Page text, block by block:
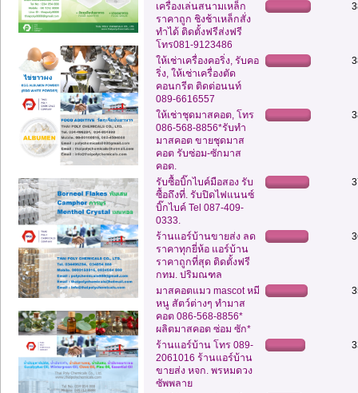
เครื่องเล่นสนามเหล็ก
ราคาถูก ชิงช้าเหล็กสั่ง
ทำได้ ติดตั้งฟรีส่งฟรี
โทร081-9123486
ให้เช่าเครื่องคอริ่ง, รับคอ
ริ่ง, ให้เช่าเครื่องตัด
คอนกรีต ติดต่อนนท์
089-6616557
ให้เช่าชุดมาสคอต, โทร
086-568-8856*รับทำ
มาสคอต ขายชุดมาส
คอต รับซ่อม-ซักมาส
คอต.
รับซื้อบิ๊กไบค์มือสอง รับ
ซื้อถึงที่. รับปิดไฟแนนซ์
บิ๊กไบค์ Tel 087-409-
0333.
ร้านแอร์บ้านขายส่ง ลด
ราคาทุกยี่ห้อ แอร์บ้าน
ราคาถูกที่สุด ติดตั้งฟรี
กทม. ปริมณฑล
มาสคอตแมว mascot หมี
หนู สัตว์ต่างๆ ทำมาส
คอต 086-568-8856*
ผลิตมาสคอต ซ่อม ซัก*
ร้านแอร์บ้าน โทร 089-
2061016 ร้านแอร์บ้าน
ขายส่ง หจก. พรหมดวง
ซัพพลาย